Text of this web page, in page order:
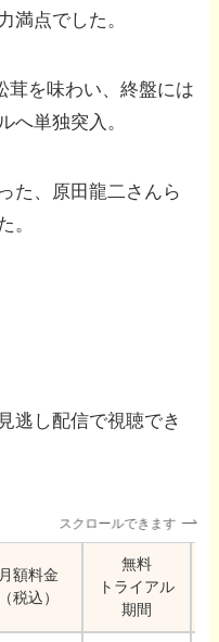
満点でした。
茸を味わい、終盤には
へ単独突入。
た、原田龍二さんら
。
逃し配信で視聴でき
スクロールできます
月額料金
（税込）
無料
トライアル
期間